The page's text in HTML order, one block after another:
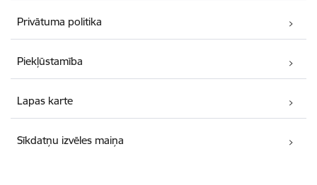
Privātuma politika
Piekļūstamība
Lapas karte
Sīkdatņu izvēles maiņa